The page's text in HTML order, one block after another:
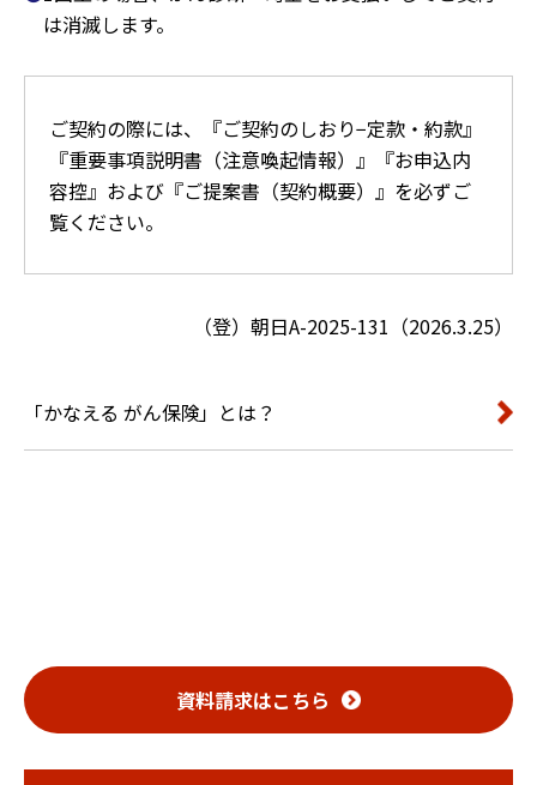
は消滅します。
ご契約の際には、『ご契約のしおり−定款・約款』
『重要事項説明書（注意喚起情報）』『お申込内
容控』および『ご提案書（契約概要）』を必ずご
覧ください。
（登）朝日A-2025-131（2026.3.25）
「かなえる がん保険」とは？
資料請求はこちら